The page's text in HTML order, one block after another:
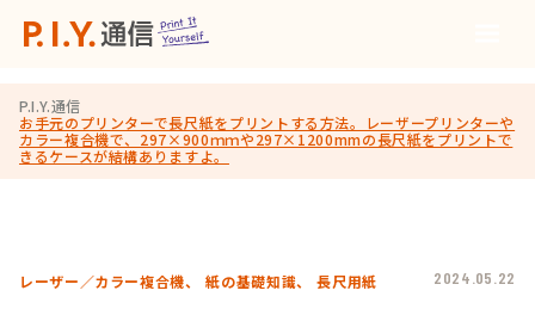
P.I.Y.通信
お手元のプリンターで長尺紙をプリントする方法。レーザープリンターや
カラー複合機で、297×900ｍｍや297×1200mmの長尺紙をプリントで
きるケースが結構ありますよ。
レーザー／カラー複合機、 紙の基礎知識、 長尺用紙 2024.05.22